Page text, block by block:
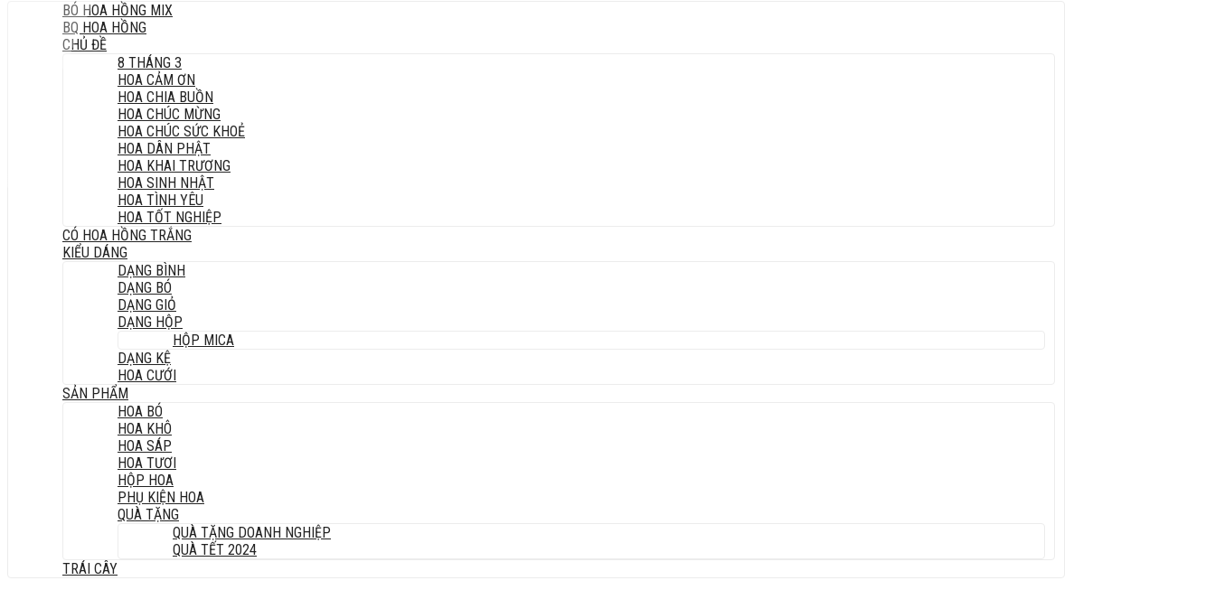
BÓ HOA HỒNG MIX
BQ HOA HỒNG
CHỦ ĐỀ
8 THÁNG 3
HOA CẢM ƠN
HOA CHIA BUỒN
HOA CHÚC MỪNG
HOA CHÚC SỨC KHOẺ
HOA DÂN PHẬT
HOA KHAI TRƯƠNG
HOA SINH NHẬT
HOA TÌNH YÊU
HOA TỐT NGHIỆP
CÓ HOA HỒNG TRẮNG
KIỂU DÁNG
DẠNG BÌNH
DẠNG BÓ
DẠNG GIỎ
DẠNG HỘP
HỘP MICA
DẠNG KỆ
HOA CƯỚI
SẢN PHẨM
HOA BÓ
HOA KHÔ
HOA SÁP
HOA TƯƠI
HỘP HOA
PHỤ KIỆN HOA
QUÀ TẶNG
QUÀ TẶNG DOANH NGHIỆP
QUÀ TẾT 2024
TRÁI CÂY